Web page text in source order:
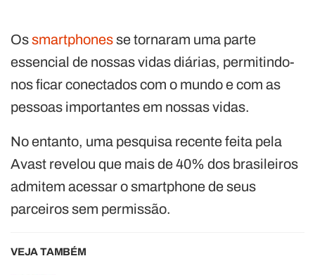
Ossmartphonesse tornaram uma parte
essencial de nossas vidas diárias, permitindo-
nos ficar conectados com o mundo e com as
pessoas importantes em nossas vidas.
No entanto, uma pesquisa recente feita pela
Avast revelou que mais de 40% dos brasileiros
admitem acessar o smartphone de seus
parceiros sem permissão.
VEJA TAMBÉM